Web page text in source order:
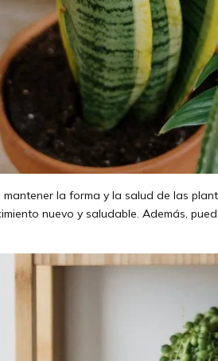
la forma y la salud de las
nuevo y saludable. Además,